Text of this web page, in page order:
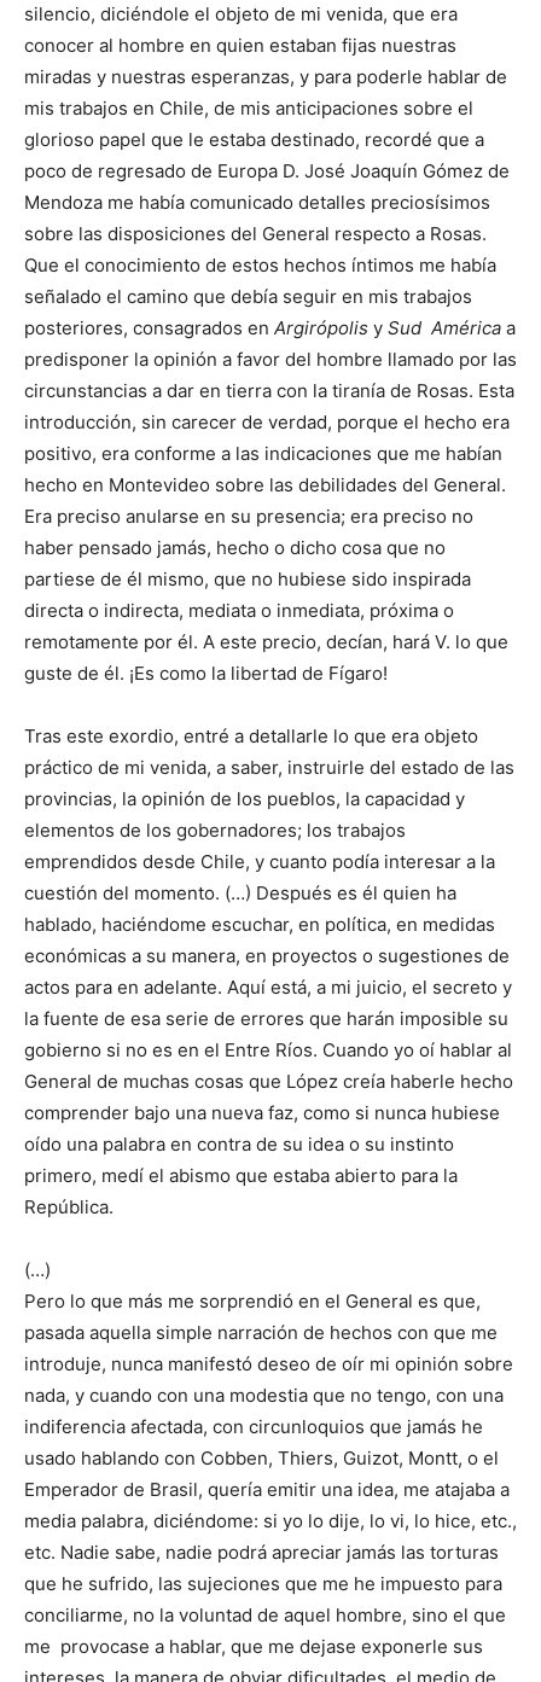
silencio, diciéndole el objeto de mi venida, que era
conocer al hombre en quien estaban fijas nuestras
miradas y nuestras esperanzas, y para poderle hablar de
mis trabajos en Chile, de mis anticipaciones sobre el
glorioso papel que le estaba destinado, recordé que a
poco de regresado de Europa D. José Joaquín Gómez de
Mendoza me había comunicado detalles preciosísimos
sobre las disposiciones del General respecto a Rosas.
Que el conocimiento de estos hechos íntimos me había
señalado el camino que debía seguir en mis trabajos
posteriores, consagrados en Argirópolis y Sud América a
predisponer la opinión a favor del hombre llamado por las
circunstancias a dar en tierra con la tiranía de Rosas. Esta
introducción, sin carecer de verdad, porque el hecho era
positivo, era conforme a las indicaciones que me habían
hecho en Montevideo sobre las debilidades del General.
Era preciso anularse en su presencia; era preciso no
haber pensado jamás, hecho o dicho cosa que no
partiese de él mismo, que no hubiese sido inspirada
directa o indirecta, mediata o inmediata, próxima o
remotamente por él. A este precio, decían, hará V. lo que
guste de él. ¡Es como la libertad de Fígaro!
Tras este exordio, entré a detallarle lo que era objeto
práctico de mi venida, a saber, instruirle del estado de las
provincias, la opinión de los pueblos, la capacidad y
elementos de los gobernadores; los trabajos
emprendidos desde Chile, y cuanto podía interesar a la
cuestión del momento. (…) Después es él quien ha
hablado, haciéndome escuchar, en política, en medidas
económicas a su manera, en proyectos o sugestiones de
actos para en adelante. Aquí está, a mi juicio, el secreto y
la fuente de esa serie de errores que harán imposible su
gobierno si no es en el Entre Ríos. Cuando yo oí hablar al
General de muchas cosas que López creía haberle hecho
comprender bajo una nueva faz, como si nunca hubiese
oído una palabra en contra de su idea o su instinto
primero, medí el abismo que estaba abierto para la
República.
(…)
Pero lo que más me sorprendió en el General es que,
pasada aquella simple narración de hechos con que me
introduje, nunca manifestó deseo de oír mi opinión sobre
nada, y cuando con una modestia que no tengo, con una
indiferencia afectada, con circunloquios que jamás he
usado hablando con Cobben, Thiers, Guizot, Montt, o el
Emperador de Brasil, quería emitir una idea, me atajaba a
media palabra, diciéndome: si yo lo dije, lo vi, lo hice, etc.,
etc. Nadie sabe, nadie podrá apreciar jamás las torturas
que he sufrido, las sujeciones que me he impuesto para
conciliarme, no la voluntad de aquel hombre, sino el que
me provocase a hablar, que me dejase exponerle sus